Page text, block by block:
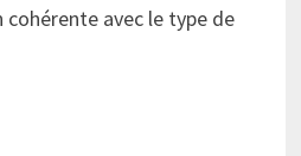
cohérente avec le type de